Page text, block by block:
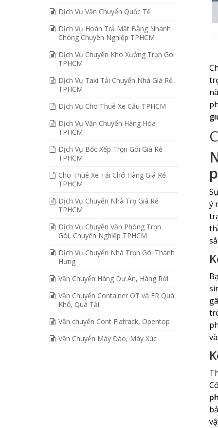
Dịch Vụ Vận Chuyển Quốc Tế
Dịch Vụ Hoàn Trả Mặt Bằng Nhanh
Chóng Chuyên Nghiệp TPHCM
Dịch Vụ Chuyển Kho Xưởng Trọn Gói
TPHCM
Dịch Vụ Taxi Tải Chuyển Nhà Giá Rẻ
TPHCM
Dịch Vụ Cho Thuê Xe Cẩu TPHCM
Dịch Vụ Vận Chuyển Hàng Hóa
TPHCM
Dịch Vụ Bốc Xếp Trọn Gói Giá Rẻ
TPHCM
Cho Thuê Xe Tải Chở Hàng Giá Rẻ
TPHCM
Dịch Vụ Chuyển Nhà Trọ Giá Rẻ
TPHCM
Dịch Vụ Chuyển Văn Phòng Trọn
Gói, Chuyên Nghiệp TPHCM
Dịch Vụ Chuyển Nhà Trọn Gói Thành
Hưng
Vận Chuyển Hàng Dự Án, Hàng Rời
Vận Chuyển Container OT và FR Quá
Khổ, Quá Tải
Vận chuyển Cont Flatrack, Opentop
Vận Chuyển Máy Đào, Máy Xúc
ý